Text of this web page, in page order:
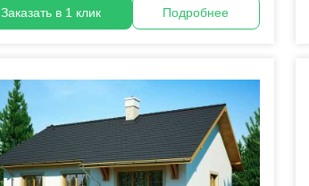
Заказать в 1 клик Подробнее